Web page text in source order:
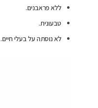
ללא פראבנים.
טבעונית.
לא נוסתה על בעלי חיים.